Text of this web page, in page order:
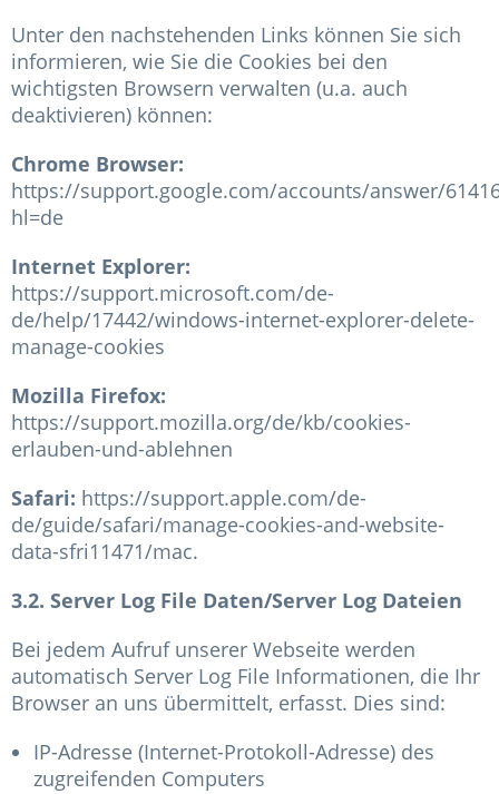
Unter den nachstehenden Links können Sie sich
informieren, wie Sie die Cookies bei den
wichtigsten Browsern verwalten (u.a. auch
deaktivieren) können:
Chrome Browser:
https://support.google.com/accounts/answer/
hl=de
Internet Explorer:
https://support.microsoft.com/de-
de/help/17442/windows-internet-explorer-delete-
manage-cookies
Mozilla Firefox:
https://support.mozilla.org/de/kb/cookies-
erlauben-und-ablehnen
Safari: https://support.apple.com/de-
de/guide/safari/manage-cookies-and-website-
data-sfri11471/mac.
3.2. Server Log File Daten/Server Log Dateien
Bei jedem Aufruf unserer Webseite werden
automatisch Server Log File Informationen, die Ihr
Browser an uns übermittelt, erfasst. Dies sind:
IP-Adresse (Internet-Protokoll-Adresse) des
zugreifenden Computers